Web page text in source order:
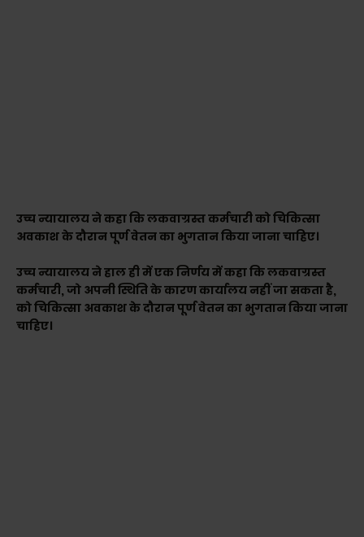
उच्च न्यायालय ने कहा कि लकवाग्रस्त कर्मचारी को चिकित्सा
अवकाश के दौरान पूर्ण वेतन का भुगतान किया जाना चाहिए।
उच्च न्यायालय ने हाल ही में एक निर्णय में कहा कि लकवाग्रस्त
कर्मचारी, जो अपनी स्थिति के कारण कार्यालय नहीं जा सकता है,
को चिकित्सा अवकाश के दौरान पूर्ण वेतन का भुगतान किया जाना
चाहिए।